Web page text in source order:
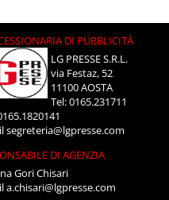
DI PUBBLICITÀ
LG PRESSE S.R.L.
via Festaz, 52
11100 AOSTA
Tel: 0165.231711
segreteria@lgpresse.com
DI AGENZIA
Gori Chisari
a.chisari@lgpresse.com